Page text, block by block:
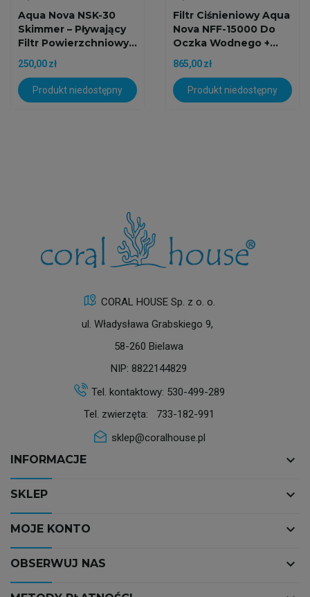
Aqua Nova NSK-30
Skimmer – Pływający
Filtr Powierzchniowy...
250,00 zł
Produkt niedostępny
Filtr Ciśnieniowy Aqua
Nova NFF-15000 Do
Oczka Wodnego +...
865,00 zł
Produkt niedostępny
CORAL HOUSE Sp. z o. o.
ul. Władysława Grabskiego 9,
58-260 Bielawa
NIP: 8822144829
Tel. kontaktowy: 530-499-289
Tel. zwierzęta: 733-182-991
sklep@coralhouse.pl
INFORMACJE keyboard_arrow_down
SKLEP keyboard_arrow_down
MOJE KONTO keyboard_arrow_down
OBSERWUJ NAS keyboard_arrow_down